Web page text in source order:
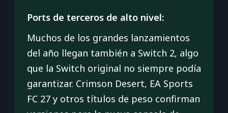
Ports de terceros de alto nivel:
Muchos de los grandes lanzamientos
del año llegan también a Switch 2, algo
que la Switch original no siempre podía
garantizar. Crimson Desert, EA Sports
FC 27 y otros títulos de peso confirman